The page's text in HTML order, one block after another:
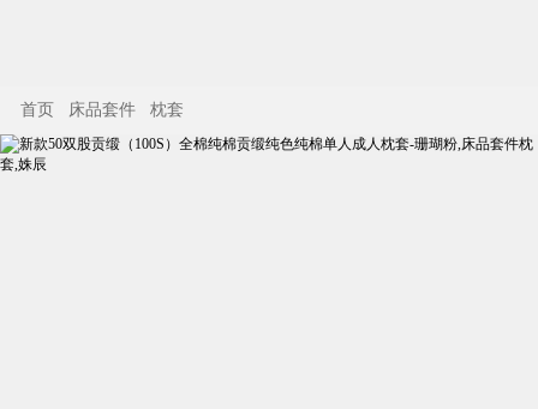
首页 床品套件 枕套